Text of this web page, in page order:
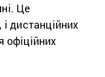
Це
дистанційних
офіційних